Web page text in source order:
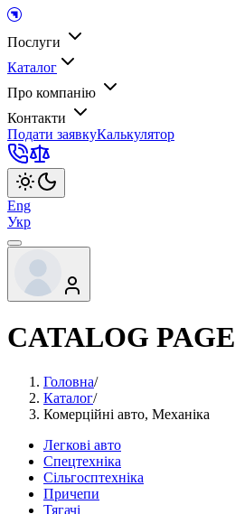
Послуги
Каталог
Про компанію
Контакти
Подати заявкуКалькулятор
Eng
Укр
CATALOG PAGE
Головна/
Каталог/
Комерційні авто, Механіка
Легкові авто
Спецтехніка
Сільгосптехніка
Причепи
Тягачі